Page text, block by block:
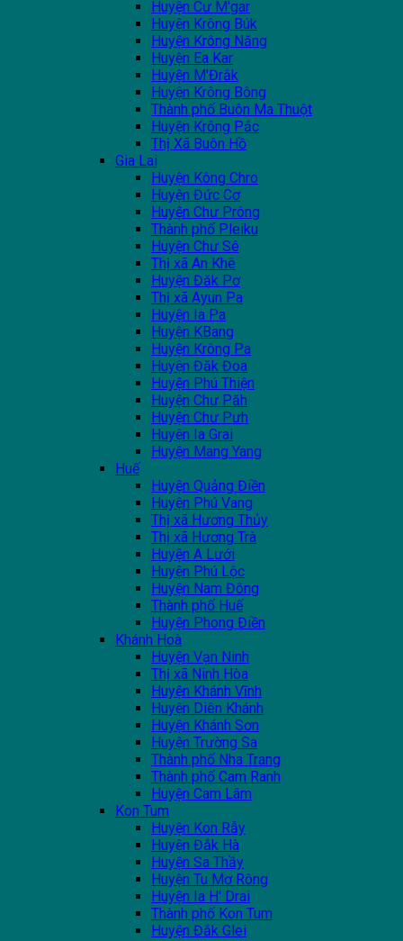
Huyện Cư M'gar
Huyện Krông Búk
Huyện Krông Năng
Huyện Ea Kar
Huyện M'Đrắk
Huyện Krông Bông
Thành phố Buôn Ma Thuột
Huyện Krông Pắc
Thị Xã Buôn Hồ
Gia Lai
Huyện Kông Chro
Huyện Đức Cơ
Huyện Chư Prông
Thành phố Pleiku
Huyện Chư Sê
Thị xã An Khê
Huyện Đăk Pơ
Thị xã Ayun Pa
Huyện Ia Pa
Huyện KBang
Huyện Krông Pa
Huyện Đăk Đoa
Huyện Phú Thiện
Huyện Chư Păh
Huyện Chư Pưh
Huyện Ia Grai
Huyện Mang Yang
Huế
Huyện Quảng Điền
Huyện Phú Vang
Thị xã Hương Thủy
Thị xã Hương Trà
Huyện A Lưới
Huyện Phú Lộc
Huyện Nam Đông
Thành phố Huế
Huyện Phong Điền
Khánh Hoà
Huyện Vạn Ninh
Thị xã Ninh Hòa
Huyện Khánh Vĩnh
Huyện Diên Khánh
Huyện Khánh Sơn
Huyện Trường Sa
Thành phố Nha Trang
Thành phố Cam Ranh
Huyện Cam Lâm
Kon Tum
Huyện Kon Rẫy
Huyện Đắk Hà
Huyện Sa Thầy
Huyện Tu Mơ Rông
Huyện Ia H' Drai
Thành phố Kon Tum
Huyện Đắk Glei